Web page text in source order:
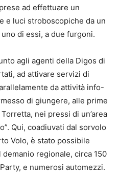
ad effettuare un
e luci stroboscopiche da un
di essi, a due furgoni.
agli agenti della Digos di
ad attivare servizi di
da attività info-
di giungere, alle prime
nei pressi di un’area
Qui, coadiuvati dal sorvolo
Volo, è stato possibile
regionale, circa 150
e numerosi automezzi.